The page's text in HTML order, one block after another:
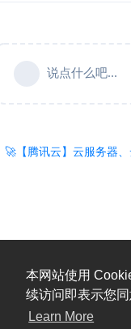
本网站使用
续访问即表示您
Learn More
说点什么吧...
🚀【腾讯云】云服务器